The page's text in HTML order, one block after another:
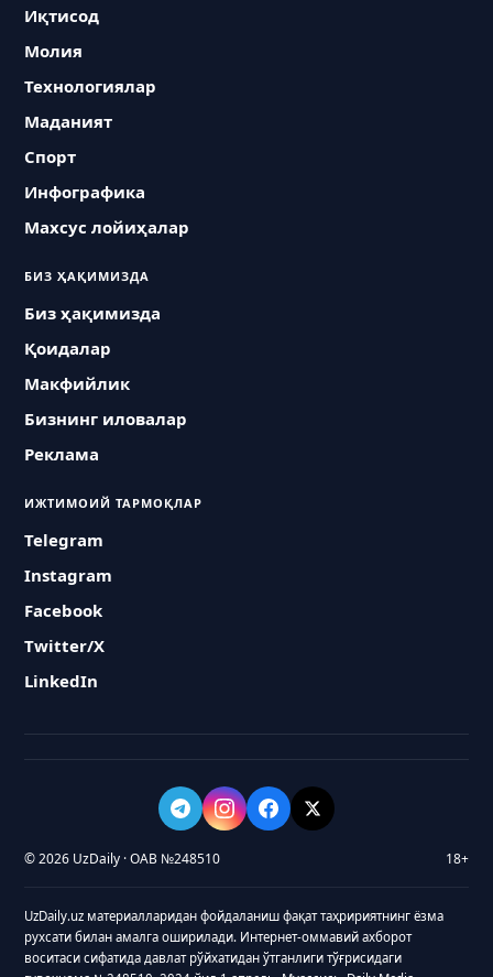
Иқтисод
Молия
Технологиялар
Маданият
Спорт
Инфографика
Махсус лойиҳалар
БИЗ ҲАҚИМИЗДА
Биз ҳақимизда
Қоидалар
Макфийлик
Бизнинг иловалар
Реклама
ИЖТИМОИЙ ТАРМОҚЛАР
Telegram
Instagram
Facebook
Twitter/X
LinkedIn
© 2026 UzDaily · ОАВ №248510 18+
UzDaily.uz материалларидан фойдаланиш фақат таҳририятнинг ёзма
рухсати билан амалга оширилади. Интернет-оммавий ахборот
воситаси сифатида давлат рўйхатидан ўтганлиги тўғрисидаги